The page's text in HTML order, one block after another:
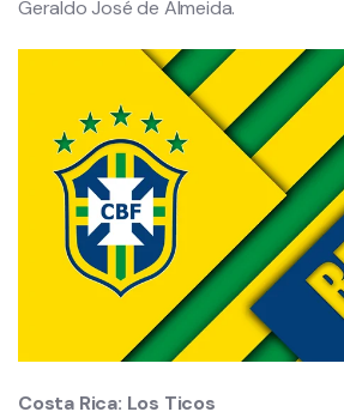
Geraldo José de Almeida.
Costa Rica: Los Ticos